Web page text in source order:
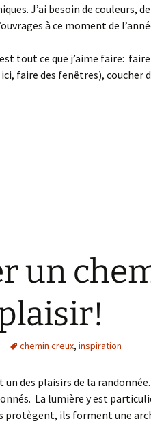
J’ai besoin de couleurs,
à ce moment de
tout ce que j’aime faire:
faire des fenêtres), coucher
un
chemin creux, inspiration
un des plaisirs de la
La lumière y est
protègent, ils forment une